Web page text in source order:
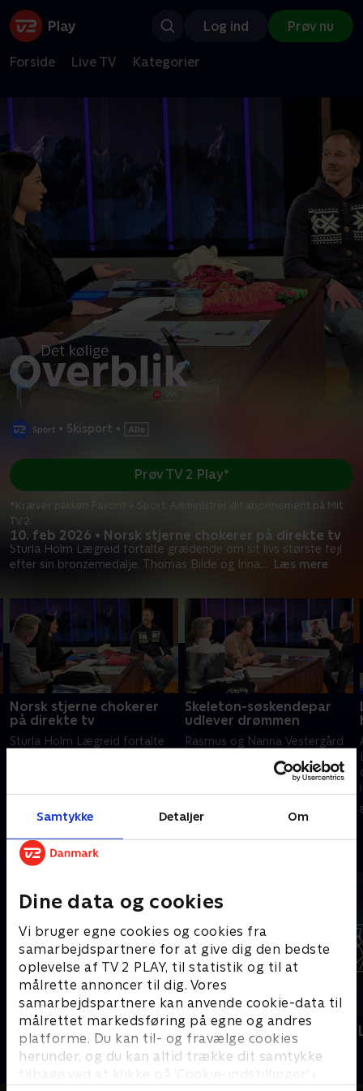
Samtykke Detaljer Om
Dine data og cookies
Vi bruger egne cookies og cookies fra
samarbejdspartnere for at give dig den bedste
oplevelse af TV 2 PLAY, til statistik og til at
målrette annoncer til dig. Vores
samarbejdspartnere kan anvende cookie-data til
målrettet markedsføring på egne og andres
platforme. Du kan til- og fravælge cookies
herunder, og du kan altid trække dit samtykke
tilbage ved at klikke på ’Cookie-indstillinger’ i
Log ind Prøv nu
Forside Live TV Kategorier
• Skisport •
10. feb 2026 • Norsk stjerne chokerer på direkte tv
Sturla Holm Lægreid fortalte grædende om sit livs største fejl
efter sin bronzemedalje. Thomas Bilde og Irina... Læs mere
Prøv TV 2 Play*
*Kræver pakken Favorit + Sport. Administrer dit abonnement på Mit
TV 2.
Norsk stjerne chokerer
på direkte tv
Sturla Holm Lægreid fortalte
mere.
Skeleton-søskendepar
udlever drømmen
Rasmus og Nanna Vestergård
første OL. De er i fuld gang
ind.
Andre så også
Vinter-OL - Ski mountaineering
Skisport
Vinter-OL -
Skisport